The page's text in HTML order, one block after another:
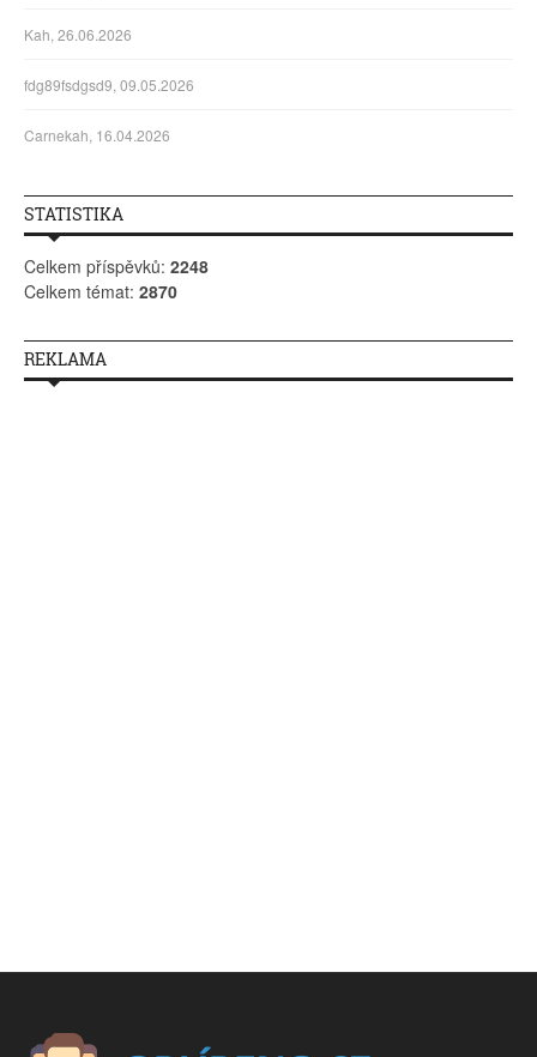
Kah, 26.06.2026
fdg89fsdgsd9, 09.05.2026
Carnekah, 16.04.2026
STATISTIKA
Celkem příspěvků: 2248
Celkem témat: 2870
REKLAMA